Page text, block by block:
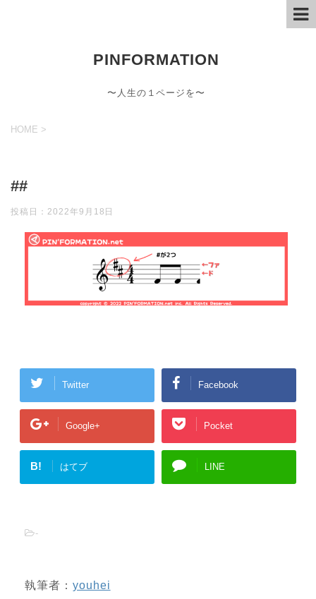
PINFORMATION
〜人生の１ページを〜
HOME >
##
投稿日： 2022年9月18日
Twitter Facebook
Google+ Pocket
B! はてブ LINE
-
執筆者： youhei